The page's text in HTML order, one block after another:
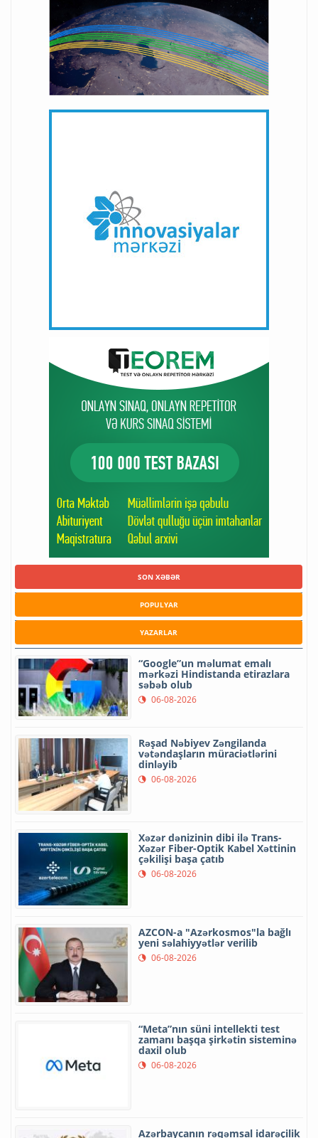
SON XƏBƏR
POPULYAR
YAZARLAR
“Google”un məlumat emalı
mərkəzi Hindistanda etirazlara
səbəb olub
06-08-2026
Rəşad Nəbiyev Zəngilanda
vətəndaşların müraciətlərini
dinləyib
06-08-2026
Xəzər dənizinin dibi ilə Trans-
Xəzər Fiber-Optik Kabel Xəttinin
çəkilişi başa çatıb
06-08-2026
AZCON-a "Azərkosmos"la bağlı
yeni səlahiyyətlər verilib
06-08-2026
“Meta”nın süni intellekti test
zamanı başqa şirkətin sisteminə
daxil olub
06-08-2026
Azərbaycanın rəqəmsal idarəçilik